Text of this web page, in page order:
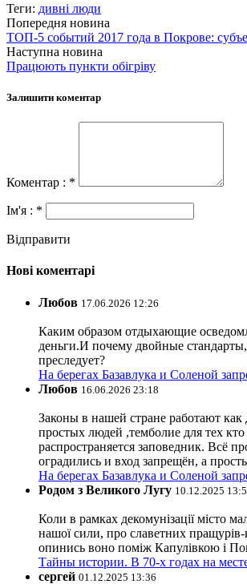
Теги: дивні люди
Попередня новина
ТОП-5 событий 2017 года в Покрове:
Наступна новина
Працюють пункти обігріву
Залишити коментар
Коментар : *
Ім'я : *
Відправити
Нові коментарі
Любов 17.06.2026 12:26
Каким образом отдыхающие
деньги.И почему двойные
преследует?
На берегах Базавлука и Соленой
Любов 16.06.2026 23:18
Законы в нашей стране работают
простых людей ,темболие для тех
распространяется заповедник. Всё
оградились и вход запрещён, а
На берегах Базавлука и Соленой
Родом з Великого Лугу 10.12.2025
Коли в рамках декомунізації місто
нашої сили, про славетних пращурів-
опинись воно поміж Капулівкою і
Тайны истории. В 70-х годах на
сергей 01.12.2025 13:36